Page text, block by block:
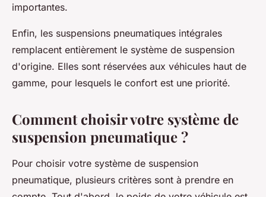
importantes.
Enfin, les suspensions pneumatiques intégrales
remplacent entièrement le système de suspension
d'origine. Elles sont réservées aux véhicules haut de
gamme, pour lesquels le confort est une priorité.
Comment choisir votre système de
suspension pneumatique ?
Pour choisir votre système de suspension
pneumatique, plusieurs critères sont à prendre en